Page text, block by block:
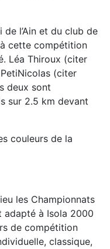
de l’Ain et du club de
à cette compétition
Léa Thiroux (citer
(citer
deux sont
sur 2.5 km devant
couleurs de la
les Championnats
adapté à Isola 2000
de compétition
classique,